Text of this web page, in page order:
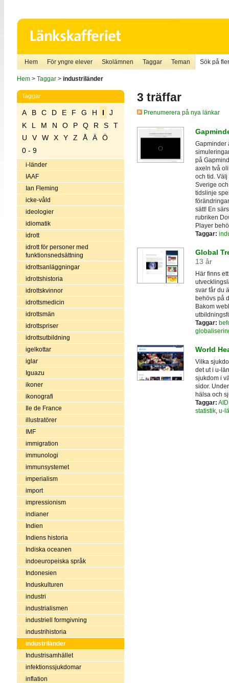
Hem För yngre elever Skolämnen Taggar Teman Sök på
Hem> Taggar> industriländer
Taggar
A B C D E F G H I
J
K
L M N O P Q R S
T
U
V W X Y Z Å Ä
Ö
0 - 9
i-länder
IAAF
Ian Fleming
icke-våld
ideologier
idiomatik
idrott
idrott för personer med
funktionsnedsättning
idrottsanläggningar
idrottshistoria
idrottskvinnor
idrottsmedicin
idrottsmän
idrottspriser
idrottsutbildning
igelkottar
iglar
Iguazu
ikoner
ikonografi
Ile de France
illustratörer
IMF
immigration
immunologi
immunsystemet
imperialism
import
impressionism
indianer
Indien
Indiens historia
Indiska oceanen
indoeuropeiska språk
Indonesien
Induskulturen
industri
industrialismen
industriell formgivning
industrihistoria
industriländer
Industrisamhället
infektionssjukdomar
inflation
3 träffar
Prenumerera på nya länkar
Gapminder
på
axeln två
och tid.
Sverige
tidslinje
sätt! En
rubriken
Player
Taggar:
Global
13 år
Här finns
svar får du
behövs på
Bakom
Taggar:
World
Vilka
det ut i u-
sjukdom i
sidor.
hälsa och
Taggar:
statistik, u-